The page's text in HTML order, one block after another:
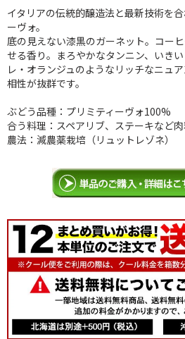
イタリアの伝統的醸造法と最新技術を
ーヴォ。
底の見えない漆黒のガーネット。コー
せる香り。まろやかなタンニン、いき
レ・オランジュのようなリッチなニュ
相性が抜群です。
ぶどう品種：プリミティーヴォ100%
合う料理：スペアリブ、ステーキなど
農法：減農薬栽培（リュットレゾネ）